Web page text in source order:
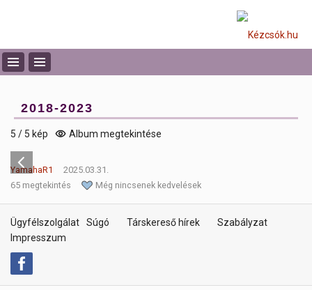
2018-2023
5 / 5 kép Album megtekintése
YamahaR1
2025.03.31.
65 megtekintés
Még nincsenek kedvelések
Ügyfélszolgálat Súgó Társkereső hírek
Szabályzat
Impresszum